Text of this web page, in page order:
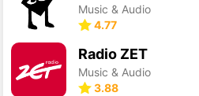
Music & Audio
4.77
Radio ZET
Music & Audio
3.88